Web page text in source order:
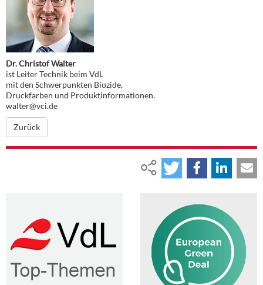
Dr. Christof Walter
ist Leiter Technik beim VdL
mit den Schwerpunkten Biozide,
Druckfarben und Produktinformationen.
walter@vci.de
Zurück